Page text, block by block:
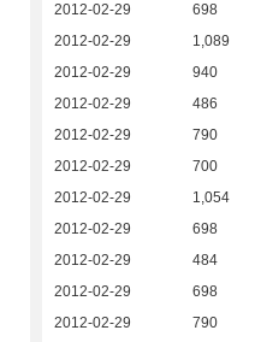
2012-02-29
698
2012-02-29
1,089
2012-02-29
940
2012-02-29
486
2012-02-29
790
2012-02-29
700
2012-02-29
1,054
2012-02-29
698
2012-02-29
484
2012-02-29
698
2012-02-29
790